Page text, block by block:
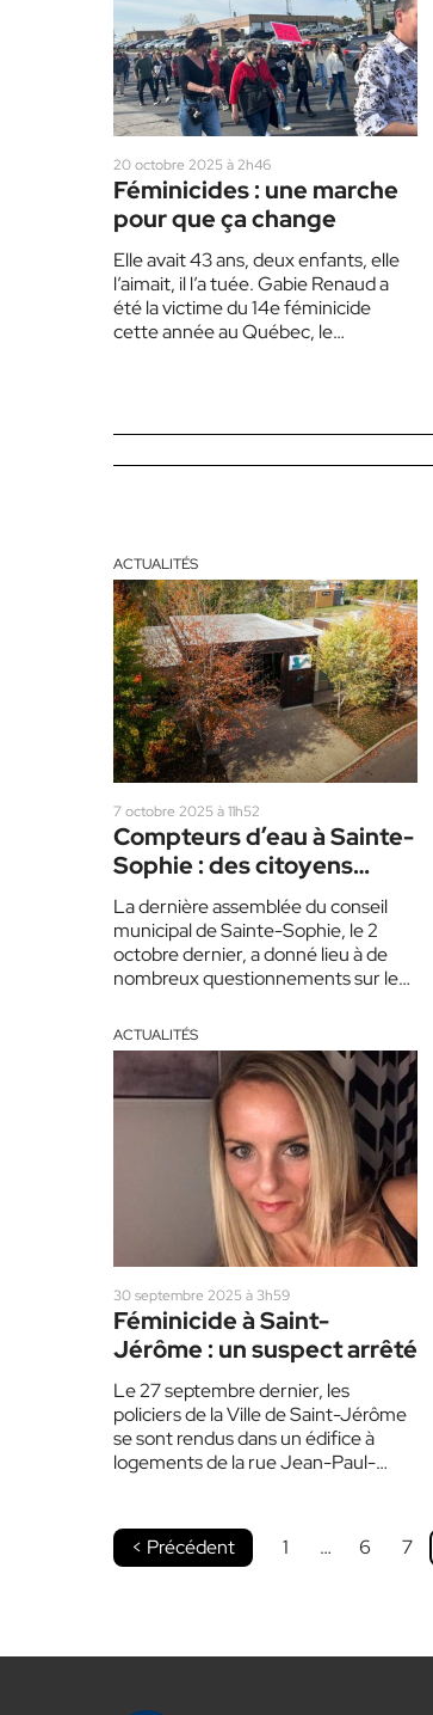
20 octobre 2025 à 2h46
Féminicides : une marche
pour que ça change
Elle avait 43 ans, deux enfants, elle
l’aimait, il l’a tuée. Gabie Renaud a
été la victime du 14e féminicide
cette année au Québec, le…
ACTUALITÉS
7 octobre 2025 à 11h52
Compteurs d’eau à Sainte-
Sophie : des citoyens
choqués de la décision du
conseil
La dernière assemblée du conseil
municipal de Sainte-Sophie, le 2
octobre dernier, a donné lieu à de
nombreux questionnements sur les
ACTUALITÉS
30 septembre 2025 à 3h59
Féminicide à Saint-
Jérôme : un suspect arrêté
Le 27 septembre dernier, les
policiers de la Ville de Saint-Jérôme
se sont rendus dans un édifice à
logements de la rue Jean-Paul-
< Précédent 1 … 6 7